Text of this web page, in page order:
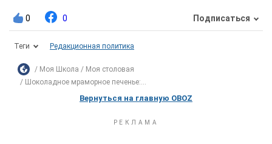
0 0 Подписаться
Теги Редакционная политика
Моя Школа
Моя столовая
Шоколадное мраморное печенье:...
Вернуться на главную OBOZ